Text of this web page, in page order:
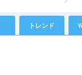
トレンド